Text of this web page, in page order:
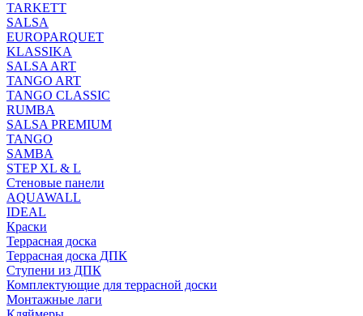
TARKETT
SALSA
EUROPARQUET
KLASSIKA
SALSA ART
TANGO ART
TANGO CLASSIC
RUMBA
SALSA PREMIUM
TANGO
SAMBA
STEP XL & L
Стеновые панели
AQUAWALL
IDEAL
Краски
Террасная доска
Террасная доска ДПК
Ступени из ДПК
Комплектующие для террасной доски
Монтажные лаги